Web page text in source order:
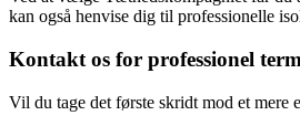
kan også henvise dig til professionelle
Kontakt os for professionel
Vil du tage det første skridt mod et